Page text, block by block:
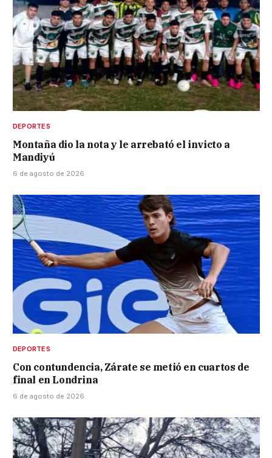
DEPORTES
Montaña dio la nota y le arrebató el invicto a
Mandiyú
6 de agosto de 2026
DEPORTES
Con contundencia, Zárate se metió en cuartos de
final en Londrina
6 de agosto de 2026